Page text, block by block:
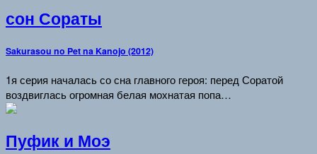
сон Сораты
Sakurasou no Pet na Kanojo (2012)
1я серия началась со сна главного героя: перед Соратой
воздвиглась огромная белая мохнатая попа…
Пуфик и Моэ